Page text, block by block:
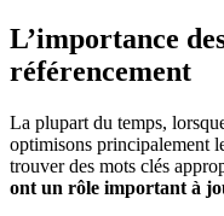
L’importance
référencement
La plupart du temps,
optimisons principalement
trouver des mots clés
ont un rôle important à